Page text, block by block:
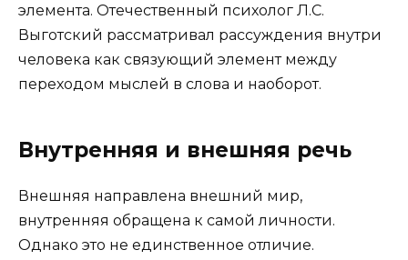
элемента. Отечественный психолог Л.С.
Выготский рассматривал рассуждения внутри
человека как связующий элемент между
переходом мыслей в слова и наоборот.
Внутренняя и внешняя речь
Внешняя направлена внешний мир,
внутренняя обращена к самой личности.
Однако это не единственное отличие.